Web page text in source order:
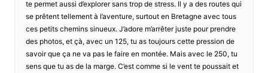
te permet aussi d’explorer sans trop de stress. Il y a des routes qui
se prêtent tellement à l’aventure, surtout en Bretagne avec tous
ces petits chemins sinueux. J’adore m’arrêter juste pour prendre
des photos, et çà, avec un 125, tu as toujours cette pression de
savoir que ça ne va pas le faire en montée. Mais avec le 250, tu
sens que tu as de la marge. C’est comme si le vent te poussait et